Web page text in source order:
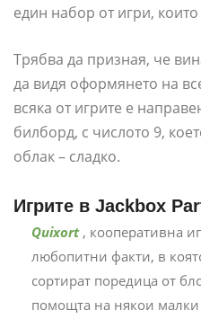
един набор от игри,
Трябва да призная, че
да видя оформянето на
всяка от игрите е
билборд, с числото 9,
облак – сладко.
Игрите в Jackbox
Quixort , кооперативна
любопитни факти, в
сортират поредица от
помощта на някои малки